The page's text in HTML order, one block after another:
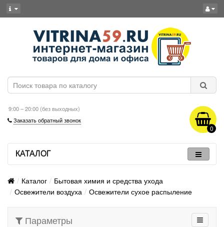
9:00 – 20:00 (без выходных)
Заказать обратный звонок
0
КАТАЛОГ
Каталог
Бытовая химия и средства ухода
Освежители воздуха
Освежители сухое распыление
Параметры